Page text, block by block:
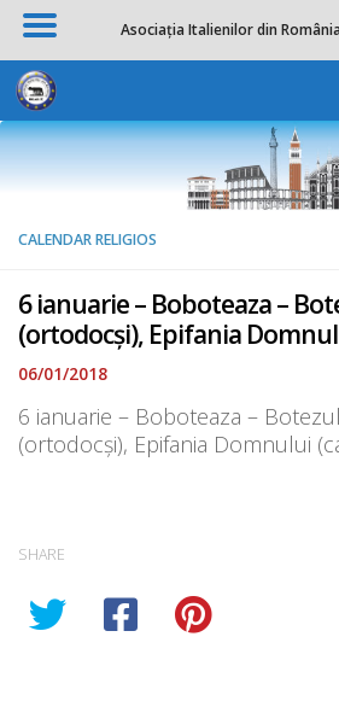
Skip to content
CALENDAR RELIGIOS
6 ianuarie – Boboteaza –
(ortodocși), Epifania
06/01/2018
6 ianuarie – Boboteaza –
(ortodocși), Epifania Domnului
SHARE
Asociația Italienilor din România